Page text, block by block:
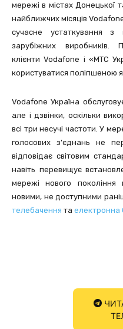
мережі в містах Донецької
найближчих місяців
сучасне устаткування з
зарубіжних виробників.
клієнти Vodafone і «МТС
користуватися поліпшеною
Vodafone Україна
але і дзвінки, оскільки
всі три несучі частоти. У
голосових з’єднань не
відповідає світовим
навіть перевищує
мережі нового покоління
новими, не доступними
телебачення та електронна